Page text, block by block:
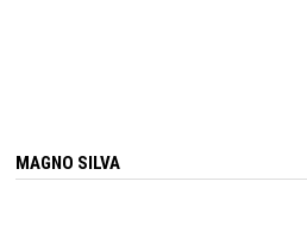
MAGNO SILVA